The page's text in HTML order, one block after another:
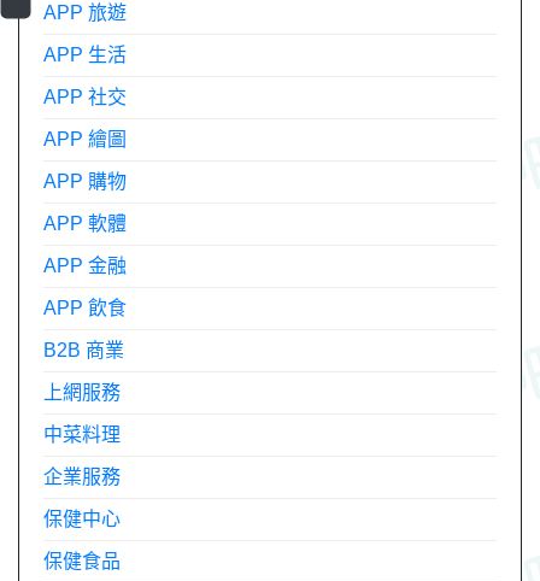
APP 旅遊
APP 生活
APP 社交
APP 繪圖
APP 購物
APP 軟體
APP 金融
APP 飲食
B2B 商業
上網服務
中菜料理
企業服務
保健中心
保健食品